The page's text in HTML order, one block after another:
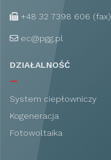
+48 32 7398 606 (fax)
ec@pgg.pl
DZIAŁALNOŚĆ
System ciepłowniczy
Kogeneracja
Fotowoltaika